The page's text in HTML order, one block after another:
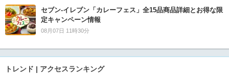
セブン‐イレブン「カレーフェス」全15品商品詳細とお得な限
定キャンペーン情報
08月07日 11時30分
トレンド | アクセスランキング